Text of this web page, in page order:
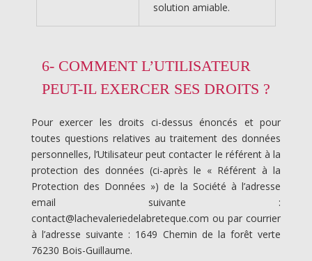
solution amiable.
6- COMMENT L’UTILISATEUR
PEUT-IL EXERCER SES DROITS ?
Pour exercer les droits ci-dessus énoncés et pour
toutes questions relatives au traitement des données
personnelles, l’Utilisateur peut contacter le référent à la
protection des données (ci-après le « Référent à la
Protection des Données ») de la Société à l’adresse
email suivante :
contact@lachevaleriedelabreteque.com ou par courrier
à l’adresse suivante : 1649 Chemin de la forêt verte
76230 Bois-Guillaume.